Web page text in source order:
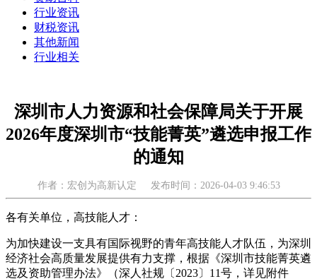
行业资讯
财税资讯
其他新闻
行业相关
深圳市人力资源和社会保障局关于开展
2026年度深圳市“技能菁英”遴选申报工作
的通知
作者：宏创为高新认定 发布时间：2026-04-03 9:46:53
各有关单位，高技能人才：
为加快建设一支具有国际视野的青年高技能人才队伍，为深圳
经济社会高质量发展提供有力支撑，根据《深圳市技能菁英遴
选及资助管理办法》（深人社规〔2023〕11号，详见附件